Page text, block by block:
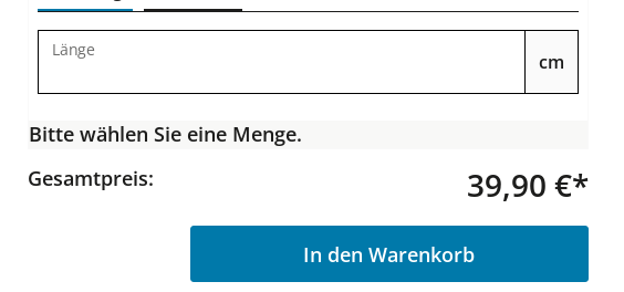
Länge
cm
Bitte wählen Sie eine Menge.
Gesamtpreis:
39,90 €*
In den Warenkorb